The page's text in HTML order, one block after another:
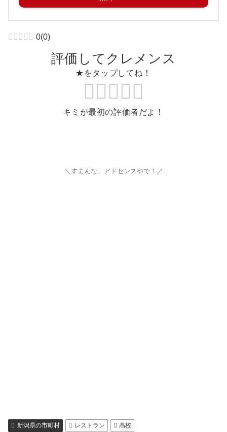
0(0)
評価してクレメンス
★をタップしてね！
キミが最初の評価者だよ！
＼すまんな、アドセンスやで！／
新潟県の市町村 レストラン 高校